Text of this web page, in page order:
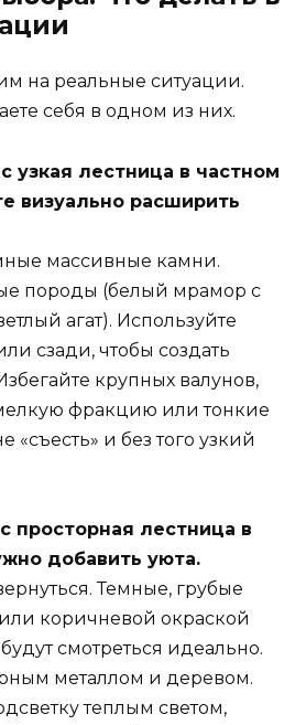
на реальные ситуации.
себя в одном из них.
узкая лестница в частном
визуально расширить
массивные камни.
породы (белый мрамор с
агат). Используйте
сзади, чтобы создать
крупных валунов,
фракцию или тонкие
«съесть» и без того узкий
просторная лестница в
добавить уюта.
Темные, грубые
коричневой окраской
смотреться идеально.
металлом и деревом.
теплым светом,